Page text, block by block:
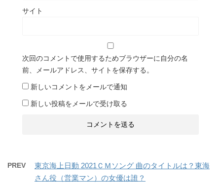
サイト
次回のコメントで使用するためブラウザーに自分の名
前、メールアドレス、サイトを保存する。
新しいコメントをメールで通知
新しい投稿をメールで受け取る
PREV
東京海上日動 2021ＣＭソング 曲のタイトルは？東海
さん役（営業マン）の女優は誰？